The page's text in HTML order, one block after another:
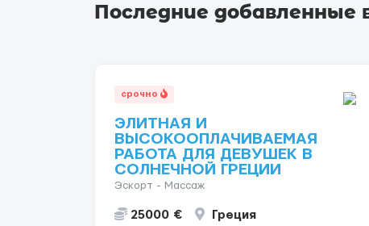
Последние добавленные
срочно
ЭЛИТНАЯ И
ВЫСОКООПЛАЧИВАЕМАЯ
РАБОТА ДЛЯ ДЕВУШЕК В
СОЛНЕЧНОЙ ГРЕЦИИ
Эскорт - Массаж
25000 € Греция